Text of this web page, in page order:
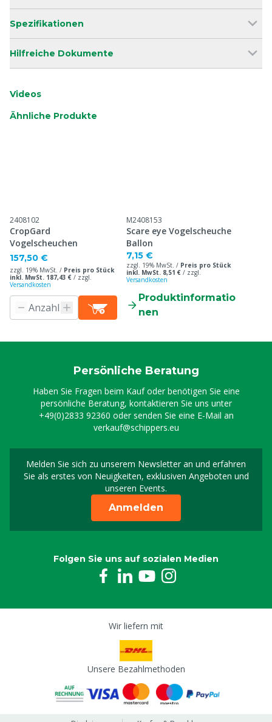
Spezifikationen
Hilfreiche Dokumente
Videos
Ähnliche Produkte
2408102
CropGard
Vogelscheuchen
157,50 €
zzgl. 19% MwSt. / Preis pro Stück
inkl. MwSt. 187,43 € / zzgl.
Versandkosten
M2408153
Scare eye Vogelscheuche
Ballon
7,15 €
zzgl. 19% MwSt. / Preis pro Stück
inkl. MwSt. 8,51 € / zzgl.
Versandkosten
Produktinformatio
nen
Persönliche Beratung
Haben Sie Fragen beim Kauf oder benötigen Sie eine
persönliche Beratung, kontaktieren Sie uns unter
+49(0)2833 92360 oder senden Sie eine E-Mail an
verkauf@schippers.eu
Melden Sie sich zu unserem Newsletter an und erfahren
Sie als erstes von Neuigkeiten, exklusiven Angeboten und
unseren Events.
Melden Sie sich für
Anmelden
Folgen Sie uns auf sozialen Medien
Wir liefern mit
Unsere Bezahlmethoden